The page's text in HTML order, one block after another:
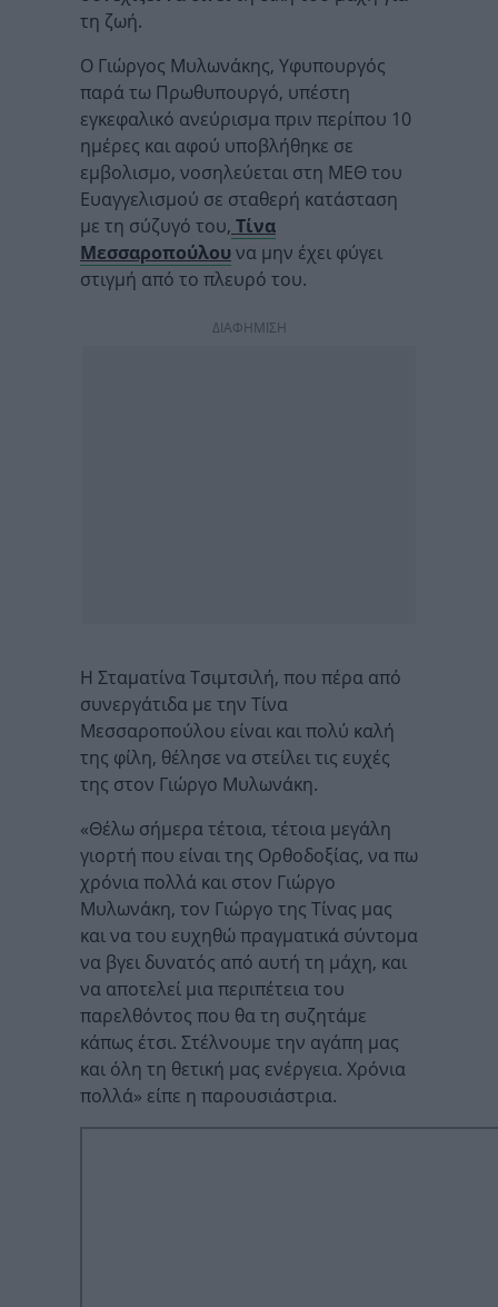
τη ζωή.
Ο Γιώργος Μυλωνάκης, Υφυπουργός
παρά τω Πρωθυπουργό, υπέστη
εγκεφαλικό ανεύρισμα πριν περίπου 10
ημέρες και αφού υποβλήθηκε σε
εμβολισμο, νοσηλεύεται στη ΜΕΘ του
Ευαγγελισμού σε σταθερή κατάσταση
με τη σύζυγό του, Τίνα
Μεσσαροπούλουνα μην έχει φύγει
στιγμή από το πλευρό του.
ΔΙΑΦΗΜΙΣΗ
Η Σταματίνα Τσιμτσιλή, που πέρα από
συνεργάτιδα με την Τίνα
Μεσσαροπούλου είναι και πολύ καλή
της φίλη, θέλησε να στείλει τις ευχές
της στον Γιώργο Μυλωνάκη.
«Θέλω σήμερα τέτοια, τέτοια μεγάλη
γιορτή που είναι της Ορθοδοξίας, να πω
χρόνια πολλά και στον Γιώργο
Μυλωνάκη, τον Γιώργο της Τίνας μας
και να του ευχηθώ πραγματικά σύντομα
να βγει δυνατός από αυτή τη μάχη, και
να αποτελεί μια περιπέτεια του
παρελθόντος που θα τη συζητάμε
κάπως έτσι. Στέλνουμε την αγάπη μας
και όλη τη θετική μας ενέργεια. Χρόνια
πολλά» είπε η παρουσιάστρια.